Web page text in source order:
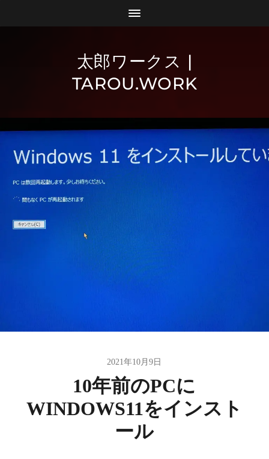
太郎ワークス |
TAROU.WORK
2021年10月9日
10年前のPCに
WINDOWS11をインスト
ール